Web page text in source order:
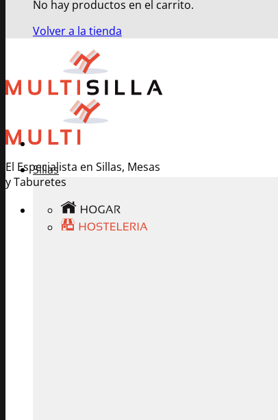
No hay productos en el carrito.
Volver a la tienda
El Especialista en Sillas, Mesas
y Taburetes
Sillas